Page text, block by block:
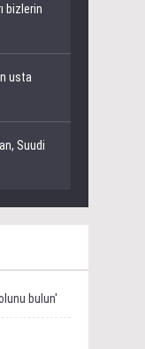
bizlerin
usta
Suudi
bulun'